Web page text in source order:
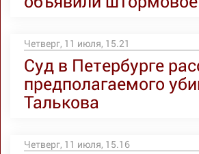
Четверг, 11 июля, 15.21
Суд в Петербурге
предполагаемого
Талькова
Четверг, 11 июля, 15.16